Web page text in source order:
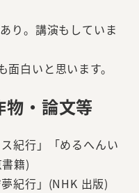
り。講演もしていま
白いと思います。
物・論文等
紀行」「めるへんい
籍)
紀行」(NHK 出版)